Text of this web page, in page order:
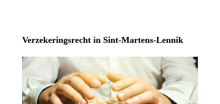
Verzekeringsrecht in Sint-Martens-Lennik